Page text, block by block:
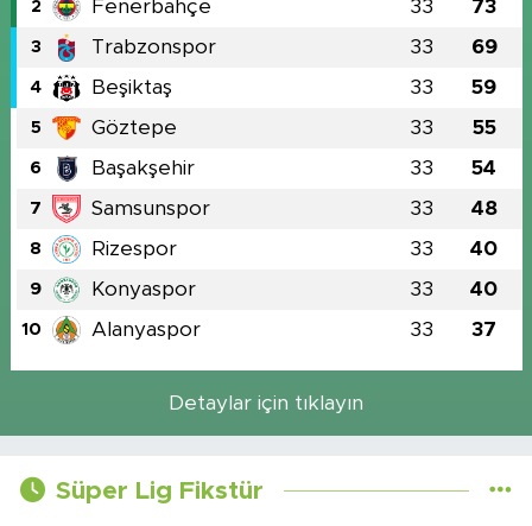
2 Fenerbahçe 33 73
3 Trabzonspor 33 69
4 Beşiktaş 33 59
5 Göztepe 33 55
6 Başakşehir 33 54
7 Samsunspor 33 48
8 Rizespor 33 40
9 Konyaspor 33 40
10 Alanyaspor 33 37
Detaylar için tıklayın
Süper Lig Fikstür